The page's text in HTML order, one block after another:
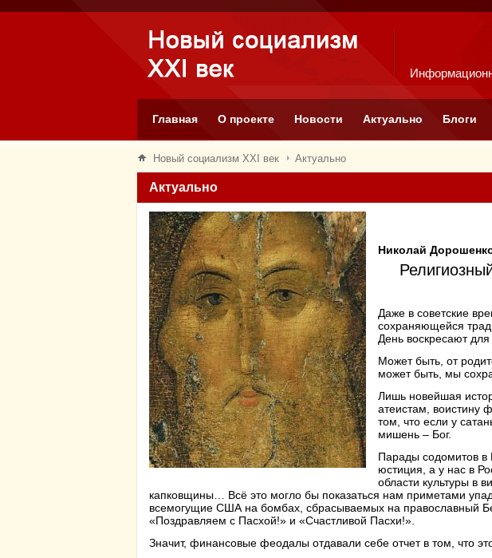
Главная О проекте Новости Актуально Блоги
Новый социализм XXI век Актуально
Актуально
Николай
Даже в советские
сохраняющейся
День воскресают
Может быть, от
может быть, мы
Лишь новейшая
атеистам, воистину
том, что если у
мишень – Бог.
Парады содомитов в
юстиция, а у нас в
области культуры в
капковщины… Всё это могло бы показаться нам приметами
всемогущие США на бомбах, сбрасываемых на православный
«Поздравляем с Пасхой!» и «Счастливой Пасхи!».
Значит, финансовые феодалы отдавали себе отчет в том, что